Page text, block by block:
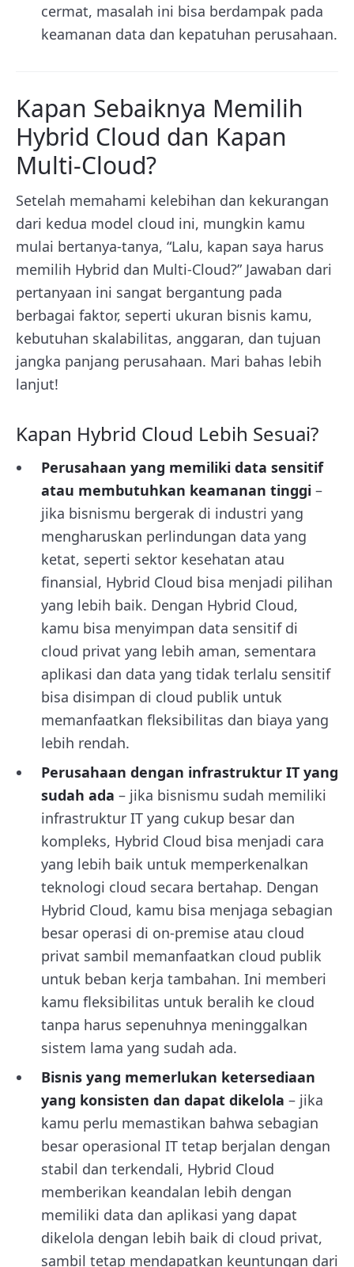
cermat, masalah ini bisa berdampak pada
keamanan data dan kepatuhan perusahaan.
Kapan Sebaiknya Memilih
Hybrid Cloud dan Kapan
Multi-Cloud?
Setelah memahami kelebihan dan kekurangan
dari kedua model cloud ini, mungkin kamu
mulai bertanya-tanya, “Lalu, kapan saya harus
memilih Hybrid dan Multi-Cloud?” Jawaban dari
pertanyaan ini sangat bergantung pada
berbagai faktor, seperti ukuran bisnis kamu,
kebutuhan skalabilitas, anggaran, dan tujuan
jangka panjang perusahaan. Mari bahas lebih
lanjut!
Kapan Hybrid Cloud Lebih Sesuai?
Perusahaan yang memiliki data sensitif
atau membutuhkan keamanan tinggi –
jika bisnismu bergerak di industri yang
mengharuskan perlindungan data yang
ketat, seperti sektor kesehatan atau
finansial, Hybrid Cloud bisa menjadi pilihan
yang lebih baik. Dengan Hybrid Cloud,
kamu bisa menyimpan data sensitif di
cloud privat yang lebih aman, sementara
aplikasi dan data yang tidak terlalu sensitif
bisa disimpan di cloud publik untuk
memanfaatkan fleksibilitas dan biaya yang
lebih rendah.
Perusahaan dengan infrastruktur IT yang
sudah ada – jika bisnismu sudah memiliki
infrastruktur IT yang cukup besar dan
kompleks, Hybrid Cloud bisa menjadi cara
yang lebih baik untuk memperkenalkan
teknologi cloud secara bertahap. Dengan
Hybrid Cloud, kamu bisa menjaga sebagian
besar operasi di on-premise atau cloud
privat sambil memanfaatkan cloud publik
untuk beban kerja tambahan. Ini memberi
kamu fleksibilitas untuk beralih ke cloud
tanpa harus sepenuhnya meninggalkan
sistem lama yang sudah ada.
Bisnis yang memerlukan ketersediaan
yang konsisten dan dapat dikelola – jika
kamu perlu memastikan bahwa sebagian
besar operasional IT tetap berjalan dengan
stabil dan terkendali, Hybrid Cloud
memberikan keandalan lebih dengan
memiliki data dan aplikasi yang dapat
dikelola dengan lebih baik di cloud privat,
sambil tetap mendapatkan keuntungan dari